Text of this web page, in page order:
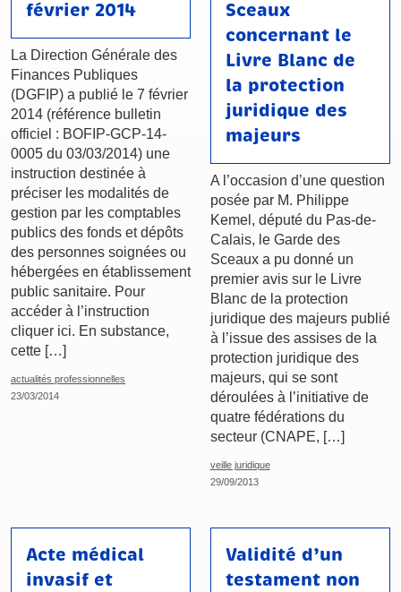
février 2014
La Direction Générale des
Finances Publiques
(DGFIP) a publié le 7 février
2014 (référence bulletin
officiel : BOFIP-GCP-14-
0005 du 03/03/2014) une
instruction destinée à
préciser les modalités de
gestion par les comptables
publics des fonds et dépôts
des personnes soignées ou
hébergées en établissement
public sanitaire. Pour
accéder à l’instruction
cliquer ici. En substance,
cette […]
actualités professionnelles
23/03/2014
Sceaux
concernant le
Livre Blanc de
la protection
juridique des
majeurs
A l’occasion d’une question
posée par M. Philippe
Kemel, député du Pas-de-
Calais, le Garde des
Sceaux a pu donné un
premier avis sur le Livre
Blanc de la protection
juridique des majeurs publié
à l’issue des assises de la
protection juridique des
majeurs, qui se sont
déroulées à l’initiative de
quatre fédérations du
secteur (CNAPE, […]
veille juridique
29/09/2013
Acte médical
invasif et
Validité d’un
testament non